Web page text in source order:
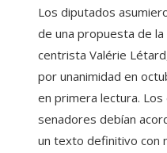
Los diputados
de una propuesta de la
centrista Valérie
por unanimidad en
en primera lectura.
senadores debían
un texto definitivo con